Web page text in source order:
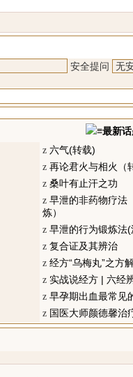
安全提问
≡最新
z 六气(转载)
z 再论君火与相火（
z 桑叶有止汗之功
z 早泄的非药物疗法
炼）
z 早泄的行为锻炼法
z 复合证及其辨治
z 经方“乌梅丸”之方
z 实战说经方 | 六经
z 早孕期出血最常见
z 国医大师颜德馨治